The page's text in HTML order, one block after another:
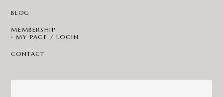
BLOG
MEMBERSHIP
MY PAGE / LOGIN
CONTACT